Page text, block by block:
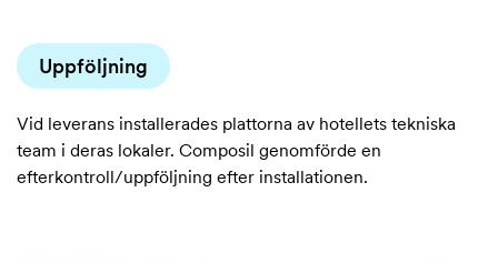
Uppföljning
Vid leverans installerades plattorna av hotellets tekniska
team i deras lokaler. Composil genomförde en
efterkontroll/uppföljning efter installationen.